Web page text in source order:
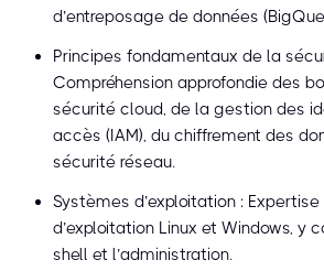
d’entreposage de données
Principes fondamentaux de la
Compréhension approfondie des
sécurité cloud, de la gestion des
accès (IAM), du chiffrement des
sécurité réseau.
Systèmes d’exploitation :
d’exploitation Linux et Windows, y
shell et l’administration.